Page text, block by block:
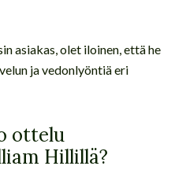
asiakas, olet iloinen, että he
ja vedonlyöntiä eri
ottelu
Hillillä?